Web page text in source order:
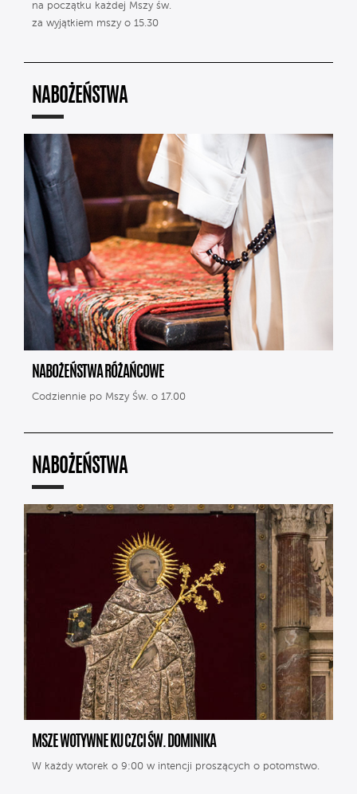
na początku każdej Mszy św.
za wyjątkiem mszy o 15.30
NABOŻEŃSTWA
NABOŻEŃSTWA RÓŻAŃCOWE
Codziennie po Mszy Św. o 17.00
NABOŻEŃSTWA
MSZE WOTYWNE KU CZCI ŚW. DOMINIKA
W każdy wtorek o 9:00 w intencji proszących o potomstwo.